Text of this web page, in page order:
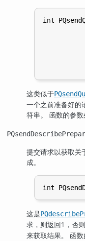
int
这类似于
一个之前准备好的
符串。 函数的参
提交请求以获取关
成。
这是
求，则返回1，否
来获取结果。 函